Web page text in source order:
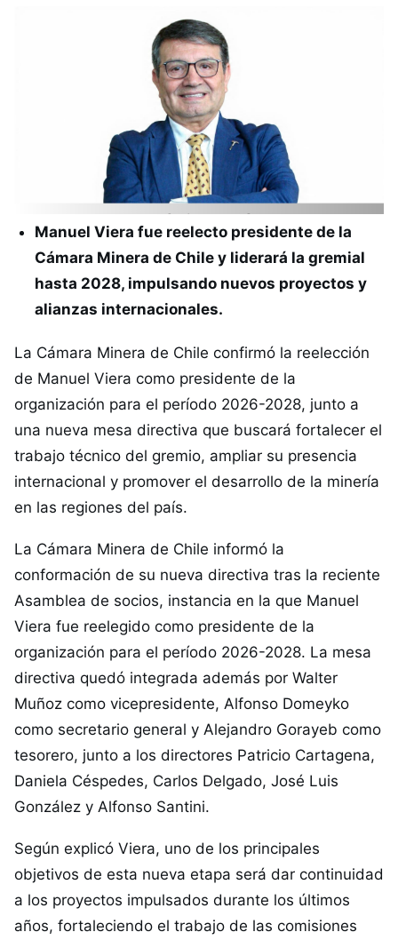
Manuel Viera fue reelecto presidente de la
Cámara Minera de Chile y liderará la gremial
hasta 2028, impulsando nuevos proyectos y
alianzas internacionales.
La Cámara Minera de Chile confirmó la reelección
de Manuel Viera como presidente de la
organización para el período 2026-2028, junto a
una nueva mesa directiva que buscará fortalecer el
trabajo técnico del gremio, ampliar su presencia
internacional y promover el desarrollo de la minería
en las regiones del país.
La Cámara Minera de Chile informó la
conformación de su nueva directiva tras la reciente
Asamblea de socios, instancia en la que Manuel
Viera fue reelegido como presidente de la
organización para el período 2026-2028. La mesa
directiva quedó integrada además por Walter
Muñoz como vicepresidente, Alfonso Domeyko
como secretario general y Alejandro Gorayeb como
tesorero, junto a los directores Patricio Cartagena,
Daniela Céspedes, Carlos Delgado, José Luis
González y Alfonso Santini.
Según explicó Viera, uno de los principales
objetivos de esta nueva etapa será dar continuidad
a los proyectos impulsados durante los últimos
años, fortaleciendo el trabajo de las comisiones